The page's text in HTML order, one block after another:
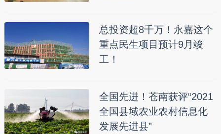
总投资超8千万！永嘉这个
重点民生项目预计9月竣
工！
全国先进！苍南获评“2021
全国县域农业农村信息化
发展先进县”